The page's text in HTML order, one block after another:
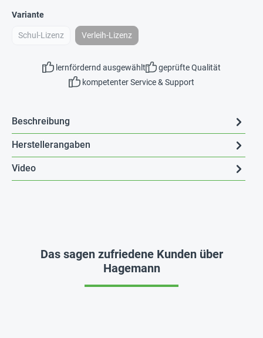
Variante
Schul-Lizenz Verleih-Lizenz
lernfördernd ausgewählt
geprüfte Qualität
kompetenter Service & Support
Beschreibung
Herstellerangaben
Video
Das sagen zufriedene Kunden über
Hagemann